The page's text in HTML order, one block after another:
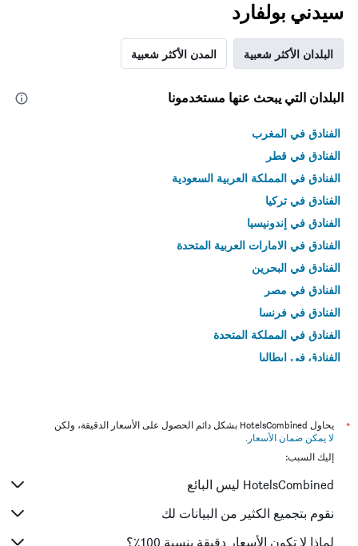
سيدني بولفارد
البلدان الأكثر شعبية المدن الأكثر شعبية
البلدان التي يبحث عنها مستخدمونا
الفنادق في المغرب
الفنادق في قطر
الفنادق في المملكة العربية السعودية
الفنادق في تركيا
الفنادق في إندونيسيا
الفنادق في الامارات العربية المتحدة
الفنادق في البحرين
الفنادق في مصر
الفنادق في فرنسا
الفنادق في المملكة المتحدة
الفنادق في إيطاليا
*
يحاول HotelsCombined بشكل دائم الحصول على الأسعار الدقيقة، ولكن
لا يمكن ضمان الأسعار .
إليك السبب:
HotelsCombined ليس البائع
نقوم بتجميع الكثير من البيانات لك
لماذا لا تكون الأسعار دقيقة بنسبة 100٪؟